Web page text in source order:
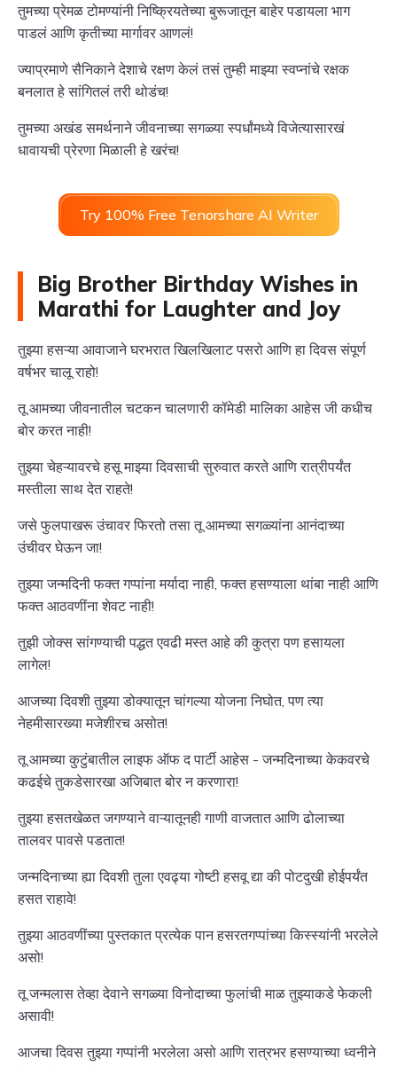
तुमच्या प्रेमळ टोमण्यांनी निष्क्रियतेच्या बुरूजातून बाहेर पडायला भाग
पाडलं आणि कृतीच्या मार्गावर आणलं!
ज्याप्रमाणे सैनिकाने देशाचे रक्षण केलं तसं तुम्ही माझ्या स्वप्नांचे रक्षक
बनलात हे सांगितलं तरी थोडंच!
तुमच्या अखंड समर्थनाने जीवनाच्या सगळ्या स्पर्धांमध्ये विजेत्यासारखं
धावायची प्रेरणा मिळाली हे खरंच!
Try 100% Free Tenorshare AI Writer
Big Brother Birthday Wishes in
Marathi for Laughter and Joy
तुझ्या हसऱ्या आवाजाने घरभरात खिलखिलाट पसरो आणि हा दिवस संपूर्ण
वर्षभर चालू राहो!
तू आमच्या जीवनातील चटकन चालणारी कॉमेडी मालिका आहेस जी कधीच
बोर करत नाही!
तुझ्या चेहऱ्यावरचे हसू माझ्या दिवसाची सुरुवात करते आणि रात्रीपर्यंत
मस्तीला साथ देत राहते!
जसे फुलपाखरू उंचावर फिरतो तसा तू आमच्या सगळ्यांना आनंदाच्या
उंचीवर घेऊन जा!
तुझ्या जन्मदिनी फक्त गप्पांना मर्यादा नाही, फक्त हसण्याला थांबा नाही आणि
फक्त आठवणींना शेवट नाही!
तुझी जोक्स सांगण्याची पद्धत एवढी मस्त आहे की कुत्रा पण हसायला
लागेल!
आजच्या दिवशी तुझ्या डोक्यातून चांगल्या योजना निघोत, पण त्या
नेहमीसारख्या मजेशीरच असोत!
तू आमच्या कुटुंबातील लाइफ ऑफ द पार्टी आहेस - जन्मदिनाच्या केकवरचे
कढईचे तुकडेसारखा अजिबात बोर न करणारा!
तुझ्या हसतखेळत जगण्याने वाऱ्यातूनही गाणी वाजतात आणि ढोलाच्या
तालवर पावसे पडतात!
जन्मदिनाच्या ह्या दिवशी तुला एवढ्या गोष्टी हसवू द्या की पोटदुखी होईपर्यंत
हसत राहावे!
तुझ्या आठवणींच्या पुस्तकात प्रत्येक पान हसरतगप्पांच्या किस्स्यांनी भरलेले
असो!
तू जन्मलास तेव्हा देवाने सगळ्या विनोदाच्या फुलांची माळ तुझ्याकडे फेकली
असावी!
आजचा दिवस तुझ्या गप्पांनी भरलेला असो आणि रात्रभर हसण्याच्या ध्वनीने